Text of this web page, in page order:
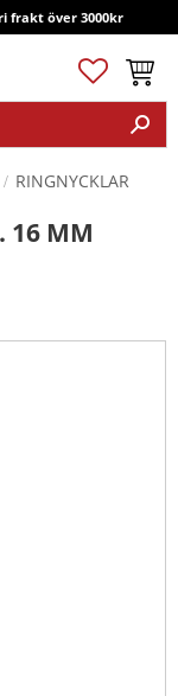
frakt över 3000kr
Favoriter
RINGNYCKLAR
16 MM